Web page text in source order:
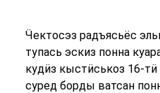
Ӵектосэз радъясьёс
тупась эскиз понна
кудӥз кыстӥськоз 16-тӥ
суред борды ватсан